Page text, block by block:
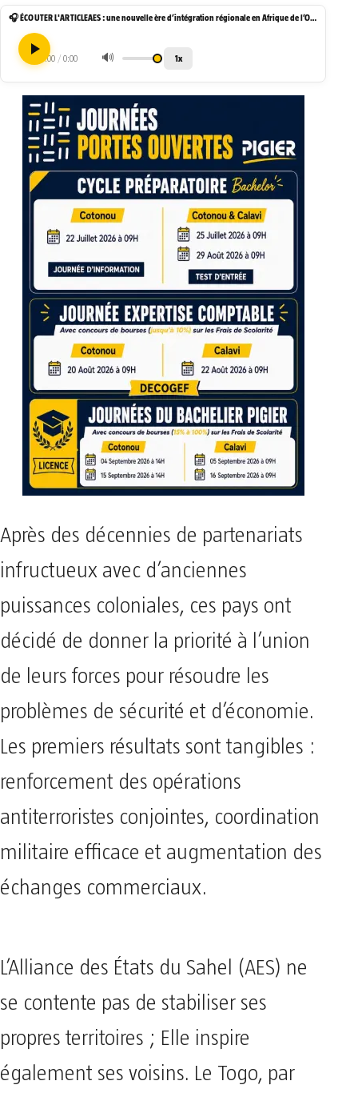
🎧 ÉCOUTER L'ARTICLE AES : une nouvelle ère d’intégration régionale en Afrique de l’Ouest
0:00 / 0:00 🔊 1x
Après des décennies de partenariats
infructueux avec d’anciennes
puissances coloniales, ces pays ont
décidé de donner la priorité à l’union
de leurs forces pour résoudre les
problèmes de sécurité et d’économie.
Les premiers résultats sont tangibles :
renforcement des opérations
antiterroristes conjointes, coordination
militaire efficace et augmentation des
échanges commerciaux.
L’Alliance des États du Sahel (AES) ne
se contente pas de stabiliser ses
propres territoires ; Elle inspire
également ses voisins. Le Togo, par